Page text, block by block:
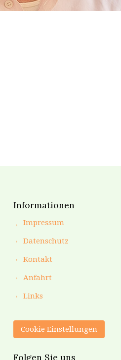
Informationen
Impressum
Datenschutz
Kontakt
Anfahrt
Links
Cookie Einstellungen
Folgen Sie uns